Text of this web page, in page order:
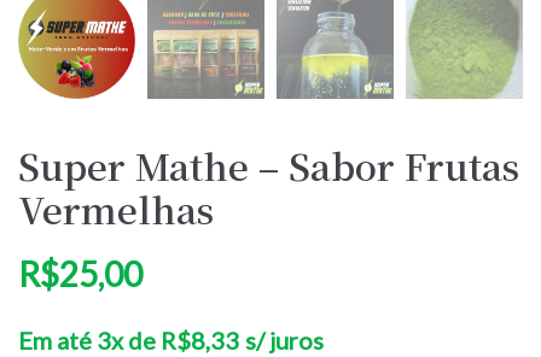
Super Mathe – Sabor Frutas
Vermelhas
R$25,00
Em até 3x de R$8,33 s/ juros